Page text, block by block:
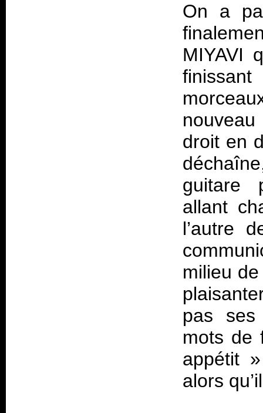
On a
MIYAVI
droit en
guitare
allant
l’autre
milieu
pas ses
mots de
appétit
alors